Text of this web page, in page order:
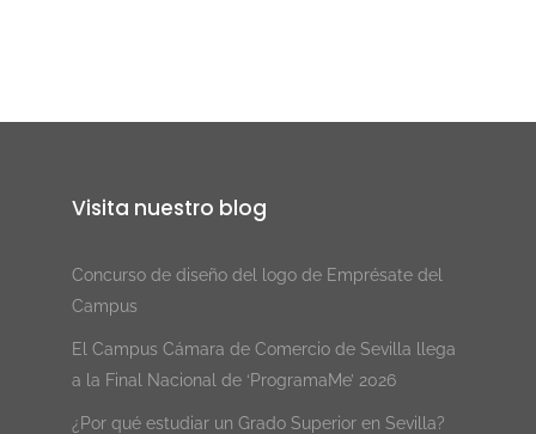
Visita nuestro blog
Concurso de diseño del logo de Emprésate del
Campus
El Campus Cámara de Comercio de Sevilla llega
a la Final Nacional de ‘ProgramaMe’ 2026
¿Por qué estudiar un Grado Superior en Sevilla?